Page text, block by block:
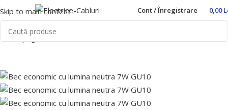
Skip to main content Cont / Înregistrare 0,00
Prima pagină